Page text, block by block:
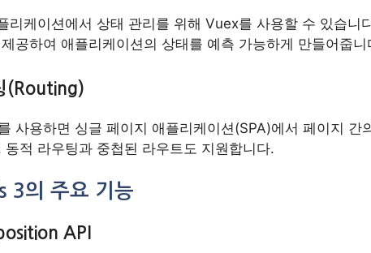
리케이션에서 상태 관리를 위해 Vuex를 사용할 수 있습니
공하여 애플리케이션의 상태를 예측 가능하게 만들어줍니
(Routing)
사용하면 싱글 페이지 애플리케이션(SPA)에서 페이지 간
동적 라우팅과 중첩된 라우트도 지원합니다.
3의 주요 기능
API